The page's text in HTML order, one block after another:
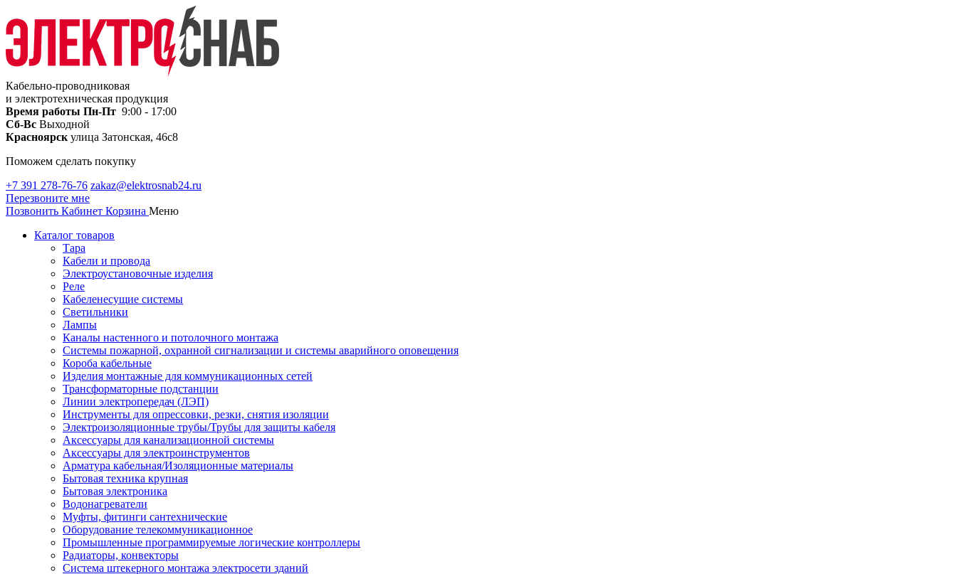
Кабельно-проводниковая
и электротехническая продукция
Время работы Пн-Пт 9:00 - 17:00
Сб-Вс Выходной
Красноярск улица Затонская, 46с8
Поможем сделать покупку
+7 391 278-76-76 zakaz@elektrosnab24.ru
Перезвоните мне
Позвонить Кабинет Корзина Меню
Каталог товаров
Тара
Кабели и провода
Электроустановочные изделия
Реле
Кабеленесущие системы
Светильники
Лампы
Каналы настенного и потолочного монтажа
Системы пожарной, охранной сигнализации и системы аварийного оповещения
Короба кабельные
Изделия монтажные для коммуникационных сетей
Трансформаторные подстанции
Линии электропередач (ЛЭП)
Инструменты для опрессовки, резки, снятия изоляции
Электроизоляционные трубы/Трубы для защиты кабеля
Аксессуары для канализационной системы
Аксессуары для электроинструментов
Арматура кабельная/Изоляционные материалы
Бытовая техника крупная
Бытовая электроника
Водонагреватели
Муфты, фитинги сантехнические
Оборудование телекоммуникационное
Промышленные программируемые логические контроллеры
Радиаторы, конвекторы
Система штекерного монтажа электросети зданий